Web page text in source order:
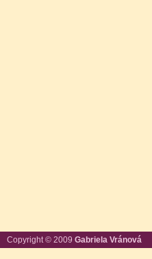
Copyright © 2009 Gabriela Vránová